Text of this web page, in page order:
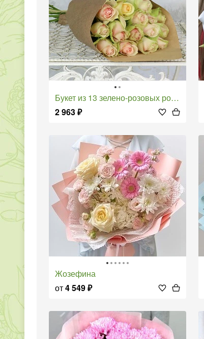
Букет из 13 зелено-розовых роз в крафте Кения 40 см.
2 963₽
Жозефина
от4 549₽